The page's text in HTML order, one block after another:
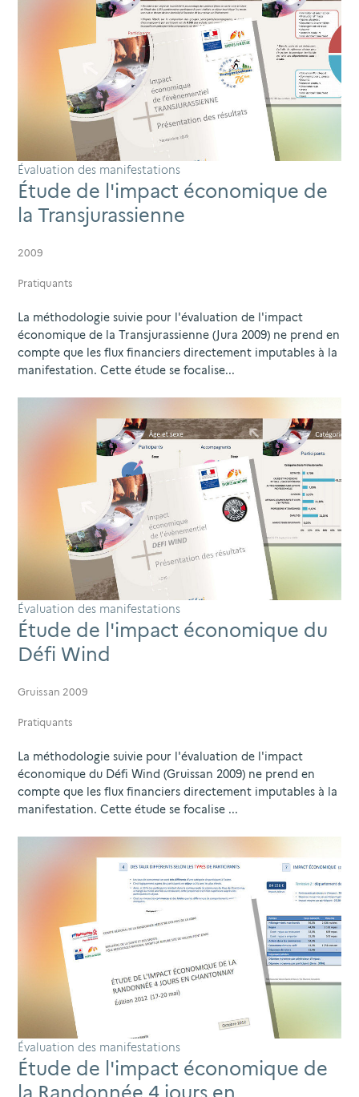
Évaluation des manifestations
Étude de l'impact économique de
la Transjurassienne
2009
Pratiquants
La méthodologie suivie pour l'évaluation de l'impact
économique de la Transjurassienne (Jura 2009) ne prend en
compte que les flux financiers directement imputables à la
manifestation. Cette étude se focalise...
Évaluation des manifestations
Étude de l'impact économique du
Défi Wind
Gruissan 2009
Pratiquants
La méthodologie suivie pour l'évaluation de l'impact
économique du Défi Wind (Gruissan 2009) ne prend en
compte que les flux financiers directement imputables à la
manifestation. Cette étude se focalise ...
Évaluation des manifestations
Étude de l'impact économique de